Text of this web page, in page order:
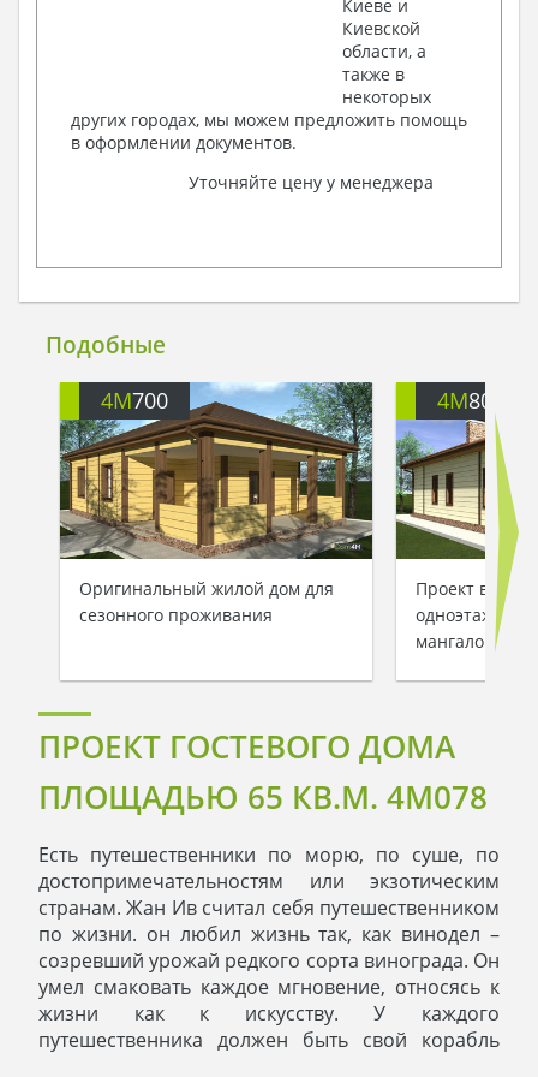
Киеве и
Киевской
области, а
также в
некоторых
других городах, мы можем предложить помощь
в оформлении документов.
Уточняйте цену у менеджера
Подобные
4M700
Оригинальный жилой дом для
сезонного проживания
4M803
Проект
мангалом
ПРОЕКТ ГОСТЕВОГО ДОМА
ПЛОЩАДЬЮ 65 КВ.М. 4M078
Есть путешественники по морю, по суше, по
достопримечательностям или экзотическим
странам. Жан Ив считал себя путешественником
по жизни. он любил жизнь так, как винодел –
созревший урожай редкого сорта винограда. Он
умел смаковать каждое мгновение, относясь к
жизни как к искусству. У каждого
путешественника должен быть свой корабль